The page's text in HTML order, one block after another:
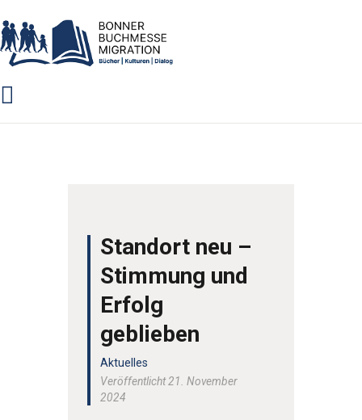
PROGRAMM 2024
Standort neu –
Stimmung und
Erfolg
geblieben
Aktuelles
Veröffentlicht 21. November
2024